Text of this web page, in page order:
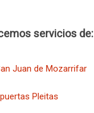
servicios de:
Juan de Mozarrifar
Pleitas